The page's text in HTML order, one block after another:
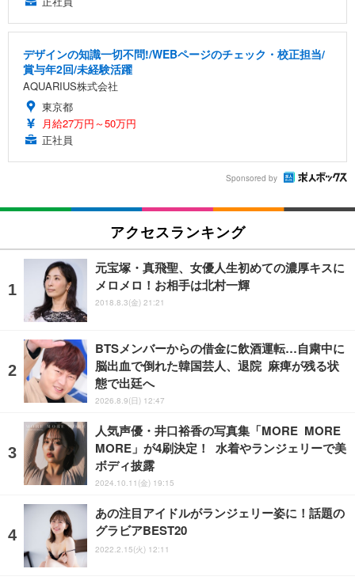
デザインの知識一切不問!/WEBページのチェック・校正担当/
賞与年2回/未経験活躍
AQUARIUS株式会社
東京都
月給27万円～50万円
正社員
Sponsored by
アクセスランキング
元宝塚・真飛聖、女優人生初めての濃厚キスに
メロメロ！お相手は北村一輝
2018.8.3(金) 21:21
BTSメンバーからの借金に飲酒運転…自粛中に
脳出血で倒れた韓国芸人、退院 麻痺が残る状
態で出廷へ
2026.8.9(日) 12:47
人気声優・井口裕香の写真集「MORE MORE
MORE」が4刷決定！ 水着やランジェリーで美
ボディ披露
2024.10.11(金) 19:15
あの注目アイドルがランジェリー姿に！話題の
グラビアBEST20
2022.2.15(火) 12:11